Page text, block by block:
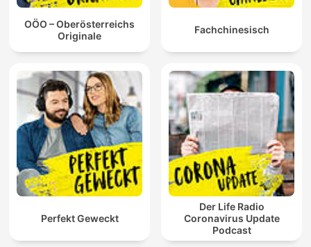
OÖO – Oberösterreichs
Originale
Fachchinesisch
Perfekt Geweckt
Der Life Radio
Coronavirus Update
Podcast